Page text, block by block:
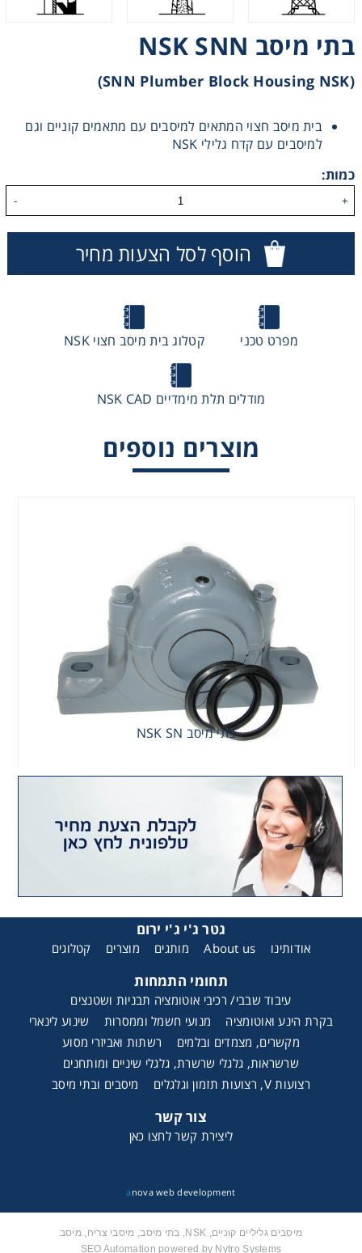
בתי מיסב NSK SNN
(SNN Plumber Block Housing NSK)
בית מיסב חצוי המתאים למיסבים עם מתאמים קוניים וגם
למיסבים עם קדח גלילי NSK
כמות:
+
-
הוסף לסל הצעות מחיר
מפרט טכני קטלוג בית מיסב חצוי NSK
מודלים תלת מימדיים NSK CAD
מוצרים נוספים
בתי מיסב NSK SN
גטר ג'י ג'י ירום
אודותינו About us מותגים מוצרים קטלוגים
תחומי התמחות
עיבוד שבבי/ רכיבי אוטומציה תבניות ושטנצים
בקרת הינע ואוטומציה
מנועי חשמל וממסרות
שינוע לינארי
מקשרים, מצמדים ובלמים
רשתות ואביזרי מסוע
שרשראות, גלגלי שרשרת, גלגלי שיניים ומותחנים
רצועות V, רצועות תזמון וגלגלים
מיסבים ובתי מיסב
צור קשר
ליצירת קשר לחצו כאן
a nova web development
בתי מיסב NSK SN
רשתות ואביזרי מסוע
מיסבים גליליים קוניים, NSK, בתי מיסב, מיסבי צריח, מיסב
SEO Automation powered by Nytro Systems